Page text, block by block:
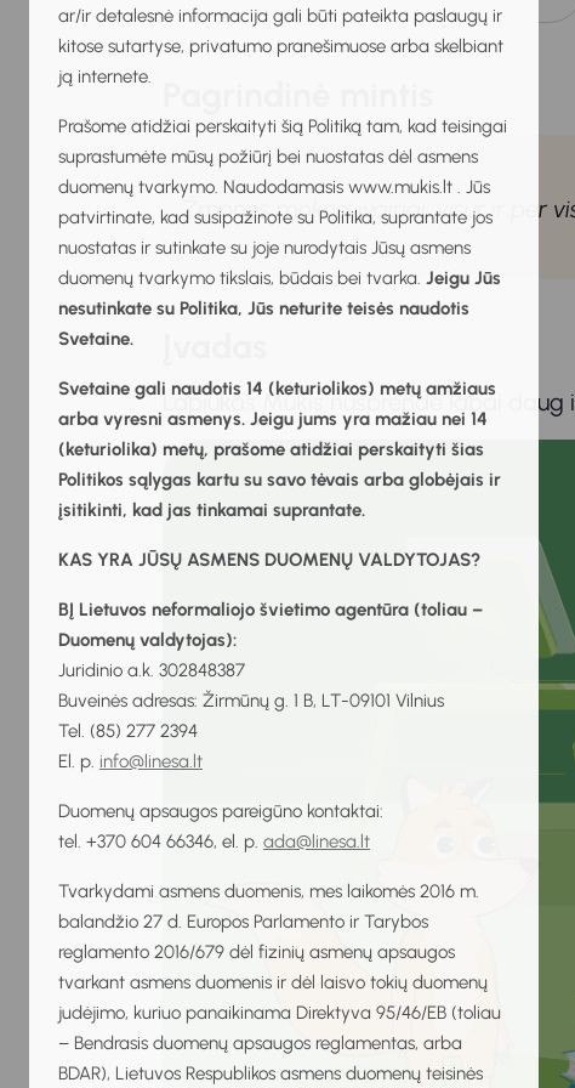
ar/ir detalesnė informacija gali būti pateikta paslaugų ir
kitose sutartyse, privatumo pranešimuose arba skelbiant
ją internete.
Prašome atidžiai perskaityti šią Politiką tam, kad teisingai
suprastumėte mūsų požiūrį bei nuostatas dėl asmens
duomenų tvarkymo. Naudodamasis www.mukis.lt . Jūs
patvirtinate, kad susipažinote su Politika, suprantate jos
nuostatas ir sutinkate su joje nurodytais Jūsų asmens
duomenų tvarkymo tikslais, būdais bei tvarka. Jeigu Jūs
nesutinkate su Politika, Jūs neturite teisės naudotis
Svetaine.
Svetaine gali naudotis 14 (keturiolikos) metų amžiaus
arba vyresni asmenys. Jeigu jums yra mažiau nei 14
(keturiolika) metų, prašome atidžiai perskaityti šias
Politikos sąlygas kartu su savo tėvais arba globėjais ir
įsitikinti, kad jas tinkamai suprantate.
KAS YRA JŪSŲ ASMENS DUOMENŲ VALDYTOJAS?
BĮ Lietuvos neformaliojo švietimo agentūra (toliau –
Duomenų valdytojas):
Juridinio a.k. 302848387
Buveinės adresas: Žirmūnų g. 1 B, LT-09101 Vilnius
Tel. (85) 277 2394
El. p. info@linesa.lt
Duomenų apsaugos pareigūno kontaktai:
tel. +370 604 66346, el. p. ada@linesa.lt
Tvarkydami asmens duomenis, mes laikomės 2016 m.
balandžio 27 d. Europos Parlamento ir Tarybos
reglamento 2016/679 dėl fizinių asmenų apsaugos
tvarkant asmens duomenis ir dėl laisvo tokių duomenų
judėjimo, kuriuo panaikinama Direktyva 95/46/EB (toliau
– Bendrasis duomenų apsaugos reglamentas, arba
BDAR), Lietuvos Respublikos asmens duomenų teisinės
Žmonės mokosi įvairiai, visur ir per
Lapiukas Mukis nusprendė labai daug